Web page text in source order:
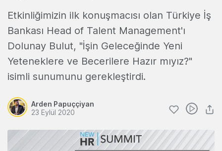
Etkinliğimizin ilk konuşmacısı olan Türkiye İş
Bankası Head of Talent Management'ı
Dolunay Bulut, "İşin Geleceğinde Yeni
Yeteneklere ve Becerilere Hazır mıyız?"
isimli sunumunu gerekleştirdi.
Arden Papuççiyan
23 Eylül 2020